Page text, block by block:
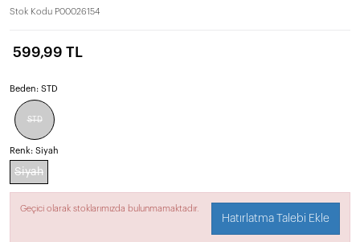
Stok Kodu P00026154
599,99 TL
Beden: STD
STD
Renk: Siyah
Siyah
Geçici olarak stoklarımızda bulunmamaktadır.
Hatırlatma Talebi Ekle